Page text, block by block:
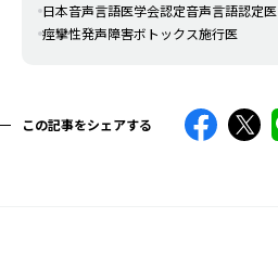
日本音声言語医学会認定音声言語認定医
痙攣性発声障害ボトックス施行医
この記事をシェアする